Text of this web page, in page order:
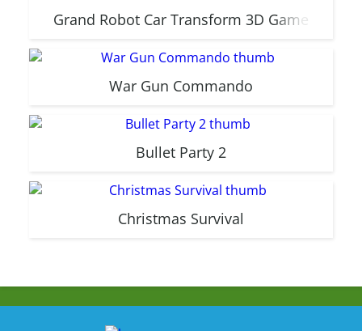
Grand Robot Car Transform 3D Game
War Gun Commando
Bullet Party 2
Christmas Survival